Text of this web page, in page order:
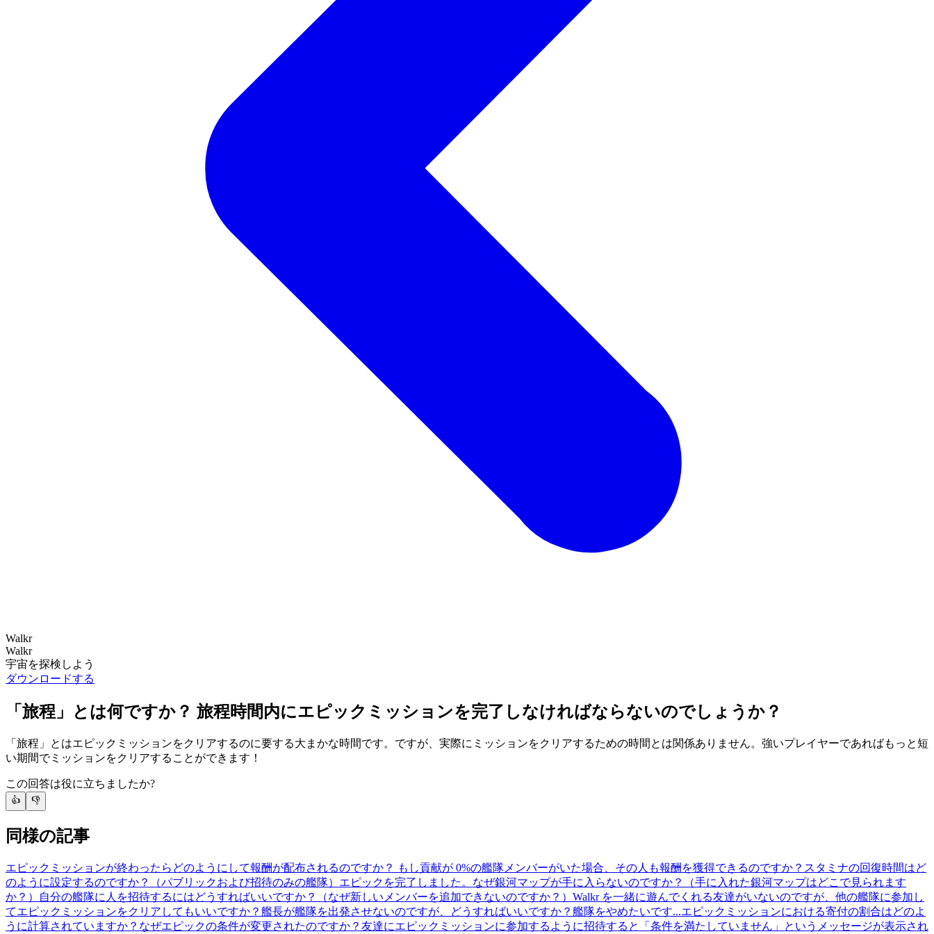
Walkr
Walkr
宇宙を探検しよう
ダウンロードする
「旅程」とは何ですか？ 旅程時間内にエピックミッションを完了しなければならないのでしょうか？
「旅程」とはエピックミッションをクリアするのに要する大まかな時間です。ですが、実際にミッションをクリアするための時間とは関係ありません。強いプレイヤーであればもっと短
い期間でミッションをクリアすることができます！
この回答は役に立ちましたか?
👍 👎
同様の記事
エピックミッションが終わったらどのようにして報酬が配布されるのですか？ もし貢献が 0%の艦隊メンバーがいた場合、その人も報酬を獲得できるのですか？ スタミナの回復時間はど
のように設定するのですか？（パブリックおよび招待のみの艦隊） エピックを完了しました。なぜ銀河マップが手に入らないのですか？（手に入れた銀河マップはどこで見られます
か？）
自分の艦隊に人を招待するにはどうすればいいですか？（なぜ新しいメンバーを追加できないのですか？） Walkr を一緒に遊んでくれる友達がいないのですが、他の艦隊に参加し
てエピックミッションをクリアしてもいいですか？ 艦長が艦隊を出発させないのですが、どうすればいいですか？ 艦隊をやめたいです...エピックミッションにおける寄付の割合はどのよ
うに計算されていますか？ なぜエピックの条件が変更されたのですか？ 友達にエピックミッションに参加するように招待すると「条件を満たしていません」というメッセージが表示され